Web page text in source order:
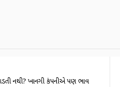
નથી? ખાનગી કંપનીએ પણ ભાવ